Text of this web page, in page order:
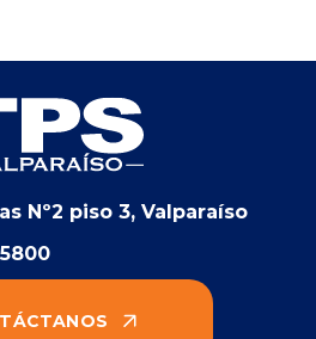
Nº2 piso 3, Valparaíso